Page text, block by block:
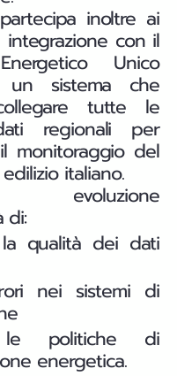
inoltre ai
con il
Unico
un sistema che
tutte le
regionali per
monitoraggio del
italiano.
evoluzione
di:
la qualità dei dati
nei sistemi di
le politiche di
energetica.